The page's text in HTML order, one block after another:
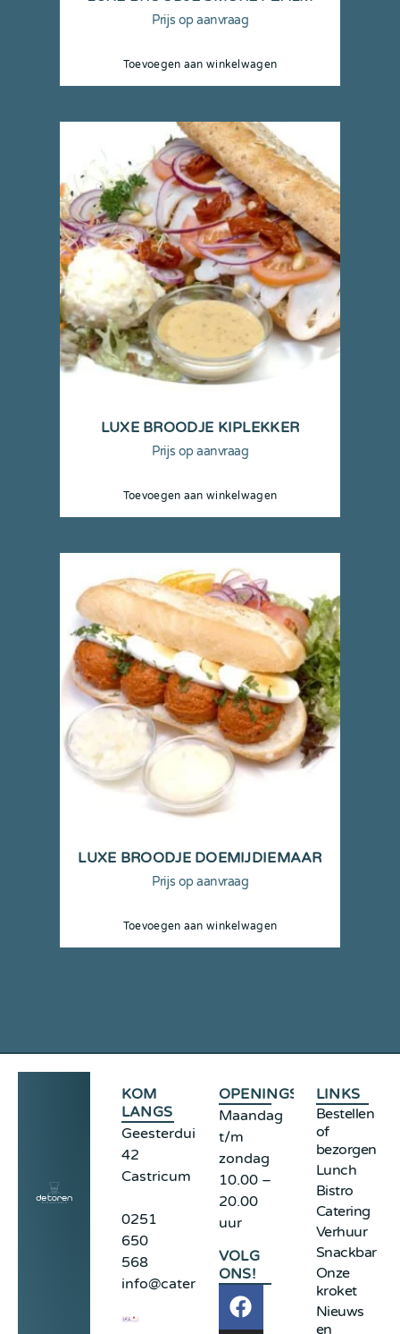
Prijs op aanvraag
Toevoegen aan winkelwagen
LUXE BROODJE KIPLEKKER
Prijs op aanvraag
Toevoegen aan winkelwagen
LUXE BROODJE DOEMIJDIEMAAR
Prijs op aanvraag
Toevoegen aan winkelwagen
KOM
LANGS
Geesterduinweg
42
Castricum
0251
650
568
info@cateringdetoren.nl
OPENINGSTIJDEN
Maandag
t/m
zondag
10.00 –
20.00
uur
VOLG
ONS!
LINKS
Bestellen
of
bezorgen
Lunch
Bistro
Catering
Verhuur
Snackbar
Onze
kroket
Nieuws
en